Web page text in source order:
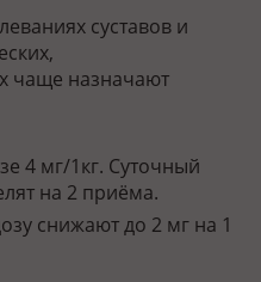
суставов и
чаще назначают
4 мг/1кг. Суточный
на 2 приёма.
снижают до 2 мг на 1